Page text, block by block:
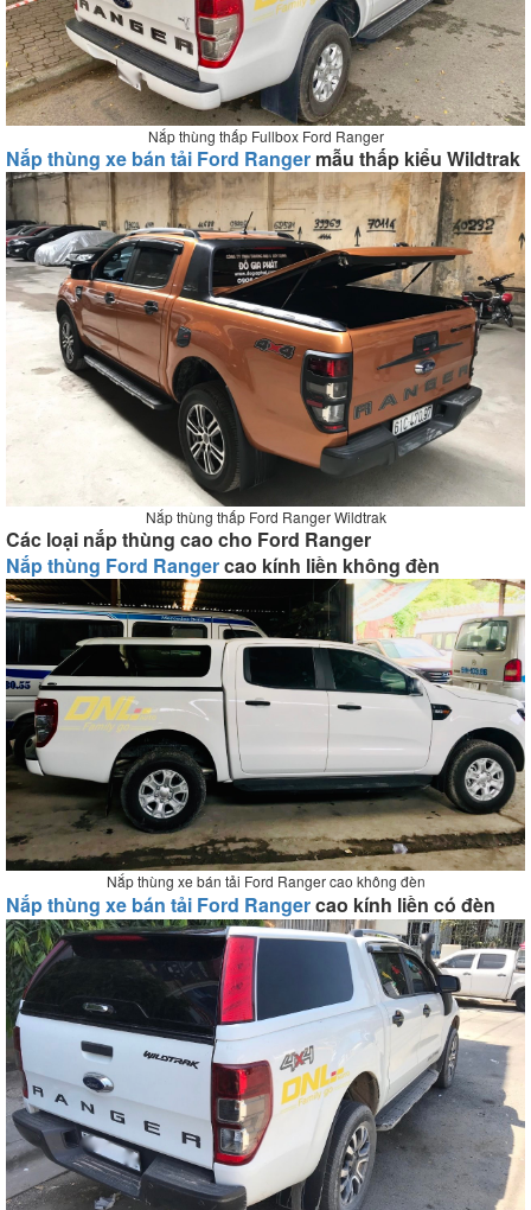
Nắp thùng thấp Fullbox Ford Ranger
Nắp thùng xe bán tải Ford Ranger mẫu thấp kiểu Wildtrak
Nắp thùng thấp Ford Ranger Wildtrak
Các loại nắp thùng cao cho Ford Ranger
Nắp thùng Ford Rangercao kính liền không đèn
Nắp thùng xe bán tải Ford Ranger cao không đèn
Nắp thùng xe bán tải Ford Rangercao kính liền có đèn